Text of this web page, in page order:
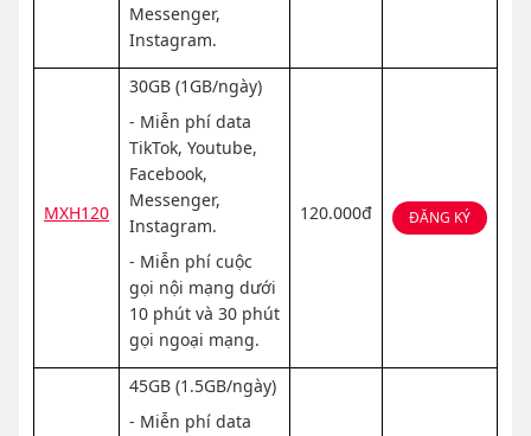
Messenger,
Instagram.
MXH120
30GB (1GB/ngày)
- Miễn phí data
TikTok, Youtube,
Facebook,
Messenger,
Instagram.
- Miễn phí cuộc
gọi nội mạng dưới
10 phút và 30 phút
gọi ngoại mạng.
120.000đ ĐĂNG KÝ
45GB (1.5GB/ngày)
- Miễn phí data